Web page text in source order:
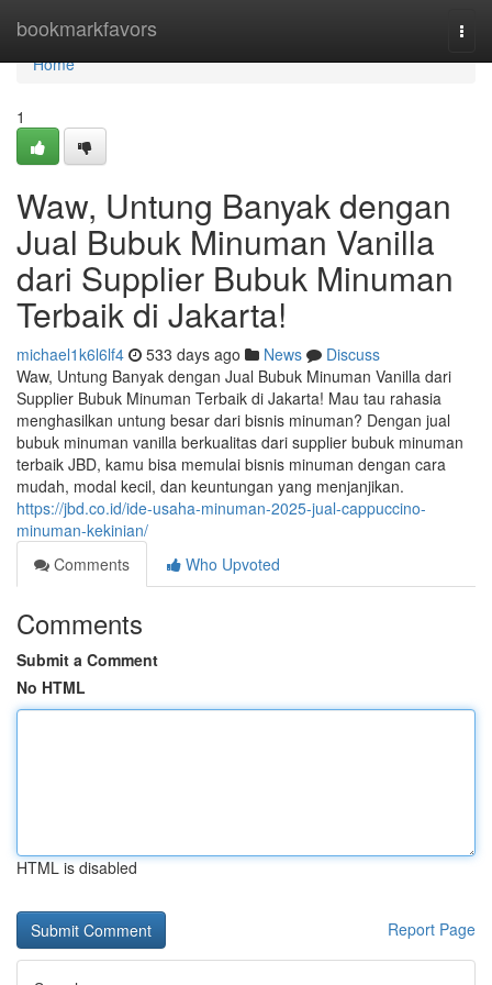
bookmarkfavors
Home
Home
1
Waw, Untung Banyak dengan
Jual Bubuk Minuman Vanilla
dari Supplier Bubuk Minuman
Terbaik di Jakarta!
michael1k6l6lf4 533 days ago News
Discuss
Waw, Untung Banyak dengan Jual Bubuk Minuman Vanilla dari
Supplier Bubuk Minuman Terbaik di Jakarta! Mau tau rahasia
menghasilkan untung besar dari bisnis minuman? Dengan jual
bubuk minuman vanilla berkualitas dari supplier bubuk minuman
terbaik JBD, kamu bisa memulai bisnis minuman dengan cara
mudah, modal kecil, dan keuntungan yang menjanjikan.
https://jbd.co.id/ide-usaha-minuman-2025-jual-cappuccino-
minuman-kekinian/
Comments
Who Upvoted
Comments
Submit a Comment
No HTML
HTML is disabled
Report Page